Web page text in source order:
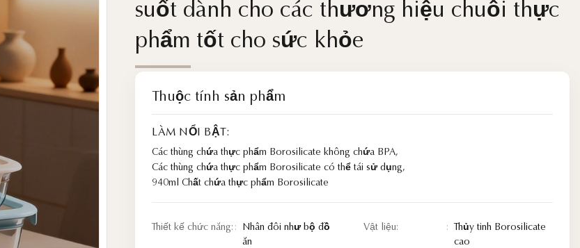
suốt dành cho các thương hiệu chuỗi thực
phẩm tốt cho sức khỏe
suốt dành cho các thương hiệu chuỗi thực
phẩm tốt cho sức khỏe
Thuộc tính sản phẩm
LÀM NỔI BẬT:
Các thùng chứa thực phẩm Borosilicate không chứa BPA,
Các thùng chứa thực phẩm Borosilicate có thể tái sử dụng,
940ml Chất chứa thực phẩm Borosilicate
Thiết kế chức năng:
Nhân đôi như bộ đồ
ăn
Vật liệu:
Thủy tinh Borosilicate
cao